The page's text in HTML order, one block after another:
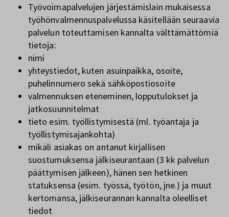
Työvoimapalvelujen järjestämislain mukaisessa
työhönvalmennuspalvelussa käsitellään seuraavia
palvelun toteuttamisen kannalta välttämättömiä
tietoja:
nimi
yhteystiedot, kuten asuinpaikka, osoite,
puhelinnumero sekä sähköpostiosoite
valmennuksen eteneminen, lopputulokset ja
jatkosuunnitelmat
tieto esim. työllistymisestä (ml. työantaja ja
työllistymisajankohta)
mikäli asiakas on antanut kirjallisen
suostumuksensa jälkiseurantaan (3 kk palvelun
päättymisen jälkeen), hänen sen hetkinen
statuksensa (esim. työssä, työtön, jne.) ja muut
kertomansa, jälkiseurannan kannalta oleelliset
tiedot